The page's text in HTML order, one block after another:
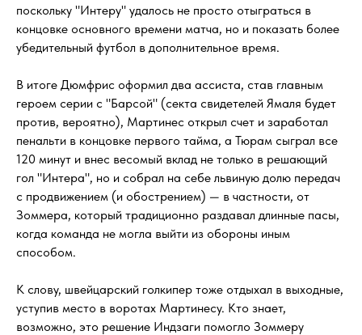
поскольку "Интеру" удалось не просто отыграться в
концовке основного времени матча, но и показать более
убедительный футбол в дополнительное время.
В итоге Дюмфрис оформил два ассиста, став главным
героем серии с "Барсой" (секта свидетелей Ямаля будет
против, вероятно), Мартинес открыл счет и заработал
пенальти в концовке первого тайма, а Тюрам сыграл все
120 минут и внес весомый вклад не только в решающий
гол "Интера", но и собрал на себе львиную долю передач
с продвижением (и обострением) — в частности, от
Зоммера, который традиционно раздавал длинные пасы,
когда команда не могла выйти из обороны иным
способом.
К слову, швейцарский голкипер тоже отдыхал в выходные,
уступив место в воротах Мартинесу. Кто знает,
возможно, это решение Индзаги помогло Зоммеру